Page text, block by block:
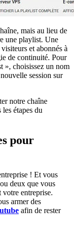
mais au lieu de
une playlist. Une
et abonnés à
de continuité. Pour
», choisissez un nom
session sur
notre chaîne
étapes du
pour
! Et vous
deux que vous
votre entreprise.
armer des
afin de rester